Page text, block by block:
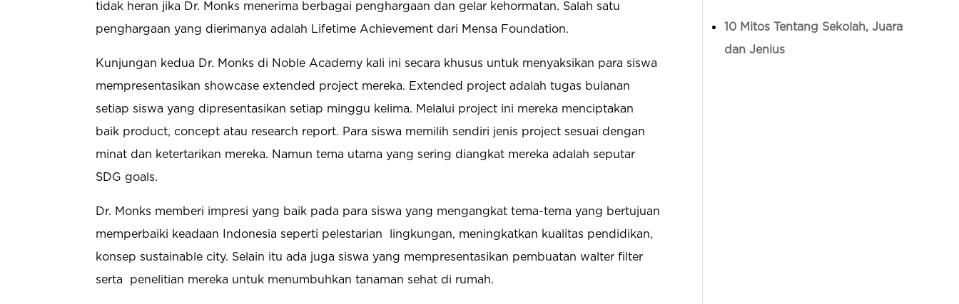
tidak heran jika Dr. Monks menerima berbagai penghargaan dan gelar kehormatan. Salah satu
penghargaan yang dierimanya adalah Lifetime Achievement dari Mensa Foundation.
Kunjungan kedua Dr. Monks di Noble Academy kali ini secara khusus untuk menyaksikan para siswa
mempresentasikan showcase extended project mereka. Extended project adalah tugas bulanan
setiap siswa yang dipresentasikan setiap minggu kelima. Melalui project ini mereka menciptakan
baik product, concept atau research report. Para siswa memilih sendiri jenis project sesuai dengan
minat dan ketertarikan mereka. Namun tema utama yang sering diangkat mereka adalah seputar
SDG goals.
Dr. Monks memberi impresi yang baik pada para siswa yang mengangkat tema-tema yang bertujuan
memperbaiki keadaan Indonesia seperti pelestarian
lingkungan, meningkatkan kualitas pendidikan,
konsep sustainable city. Selain itu ada juga siswa yang mempresentasikan pembuatan walter filter
serta
penelitian mereka untuk menumbuhkan tanaman sehat di rumah.
10 Mitos Tentang Sekolah, Juara
dan Jenius